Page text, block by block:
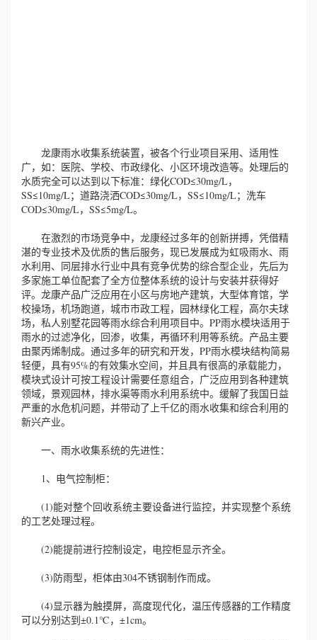
龙康雨水收集系统装置，被各个行业项目采用、适用性
广，如：医院、学校、市政绿化、小区环境改造等。处理后的
水质完全可以达到以下标准：绿化COD≤30mg/L，
SS≤10mg/L；道路浇洒COD≤30mg/L，SS≤10mg/L；洗车
COD≤30mg/L，SS≤5mg/L。
在激烈的市场竞争中，龙康经过多年的创新拼搏，凭借精
湛的专业技术及优质的售后服务，现已发展成为虹吸雨水、雨
水利用、同层排水行业中具有竞争优势的综合型企业，先后为
多家施工单位配套了全方位整体系统的设计与安装并获得好
评。龙康产品广泛应用在小区与房地产建筑，大型体育馆，学
校操场，机场跑道，城市市政工程，园林绿化工程，高尔夫球
场，私人别墅花园等雨水综合利用项目中。PP雨水模块适用于
雨水的过滤净化，回渗，收集，再循环利用等系统。产品主要
由聚丙烯制成。通过多年的研究和开发，PP雨水模块结构简易
轻便，具有95%的有效集水空间，并且具有很高的承载能力，
模块式设计可按工程设计需要任意组合，广泛应用到各种建筑
领域，景观园林，排水渠等雨水利用系统中。缓解了我国日益
严重的水危机问题，并带动了上千亿的雨水收集和综合利用的
新兴产业。
一、雨水收集系统的先进性：
1、电气控制柜：
(1)能对整个回收系统主要设备进行监控，并实现整个系统
的工艺处理过程。
(2)能提前进行控制设定，电控柜显示齐全。
(3)防雨型，柜体由304不锈钢制作而成。
(4)显示器为触摸屏，高度现代化，温压传感器的工作精度
可以分别达到±0.1℃，±1cm。